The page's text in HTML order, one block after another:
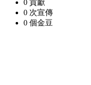
0 貢獻
0 次宣傳
0 個金豆